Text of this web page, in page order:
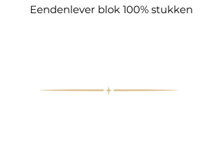
Eendenlever blok 100% stukken